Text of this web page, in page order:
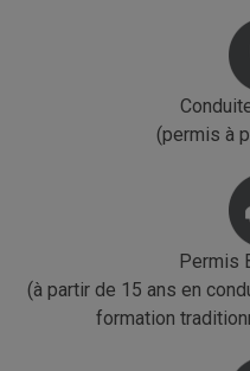
(permis à
Permis
(à partir de 15 ans en
formation